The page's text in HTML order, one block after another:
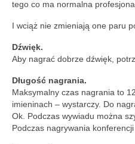
tego co ma normalna
I wciąż nie zmieniają one paru
Dźwięk.
Aby nagrać dobrze dźwięk,
Długość nagrania.
Maksymalny czas nagrania to
imieninach – wystarczy. Do
Ok. Podczas wywiadu można
Podczas nagrywania